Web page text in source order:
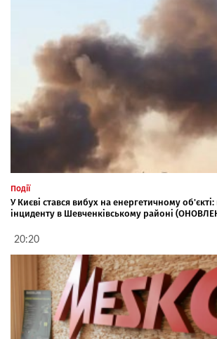
Події
У Києві стався вибух на енергетичному
інциденту в Шевченківському районі
20:20